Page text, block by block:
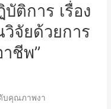
ติการ เรื่อง
จัยด้วยการ
ชีพ”
ดับคุณภาพงา